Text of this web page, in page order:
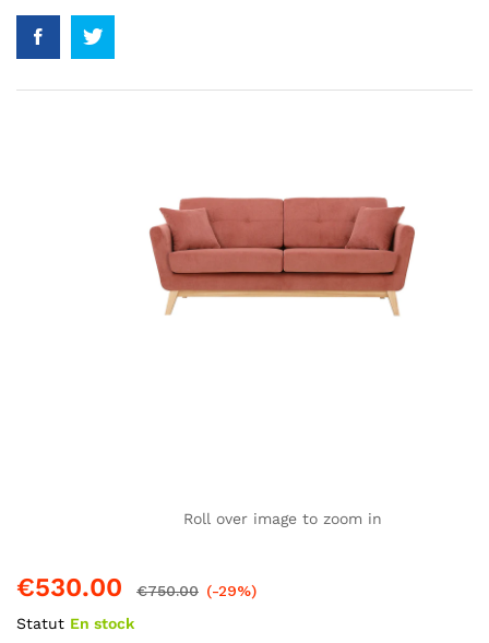
Roll over image to zoom in
€530.00 €750.00 (-29%)
Statut En stock